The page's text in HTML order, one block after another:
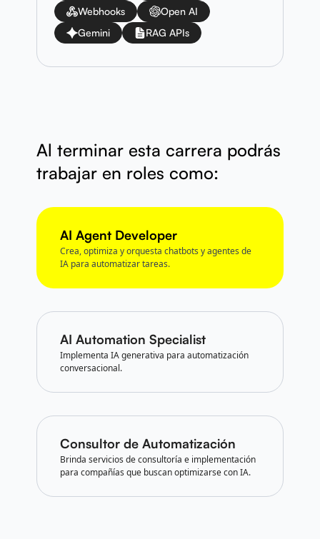
Webhooks
Open AI
Gemini
RAG APIs
Al terminar esta carrera podrás
trabajar en roles como:
AI Agent Developer
Crea, optimiza y orquesta chatbots y agentes de
IA para automatizar tareas.
AI Automation Specialist
Implementa IA generativa para automatización
conversacional.
Consultor de Automatización
Brinda servicios de consultoría e implementación
para compañías que buscan optimizarse con IA.